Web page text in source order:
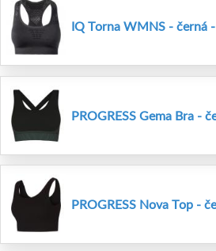
IQ Torna WMNS - černá
PROGRESS Gema Bra -
PROGRESS Nova Top -